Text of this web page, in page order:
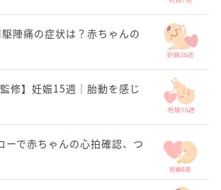
陣痛の症状は？赤ちゃんの
監修】妊娠15週｜胎動を感じ
ーで赤ちゃんの心拍確認、つ